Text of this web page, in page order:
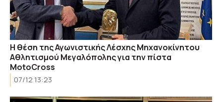
Η θέση της Αγωνιστικής Λέσχης Μηχανοκίνητου
Αθλητισμού Μεγαλόπολης για την πίστα
MotoCross
07/12 13:23